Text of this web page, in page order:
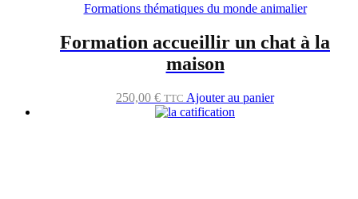
Formations thématiques du monde animalier
Formation accueillir un chat à la
maison
250,00 € TTC Ajouter au panier